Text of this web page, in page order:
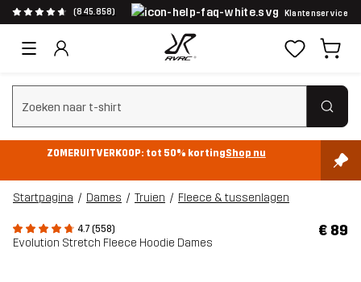
(845.858) Klantenservice
Zoeken wissen
ZOMERUITVERKOOP: tot 50% kortingShop nu
Startpagina Dames Truien Fleece & tussenlagen
4.7 (558)
Evolution Stretch Fleece Hoodie Dames
€ 89